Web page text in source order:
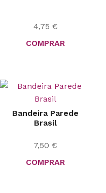
4,75 €
COMPRAR
Bandeira Parede
Brasil
7,50 €
COMPRAR